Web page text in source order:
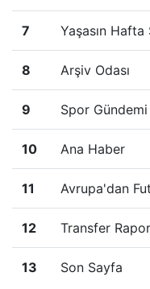
7 Yaşasın Hafta
8 Arşiv Odası
9 Spor Gündemi
10 Ana Haber
11 Avrupa'dan
12 Transfer
13 Son Sayfa